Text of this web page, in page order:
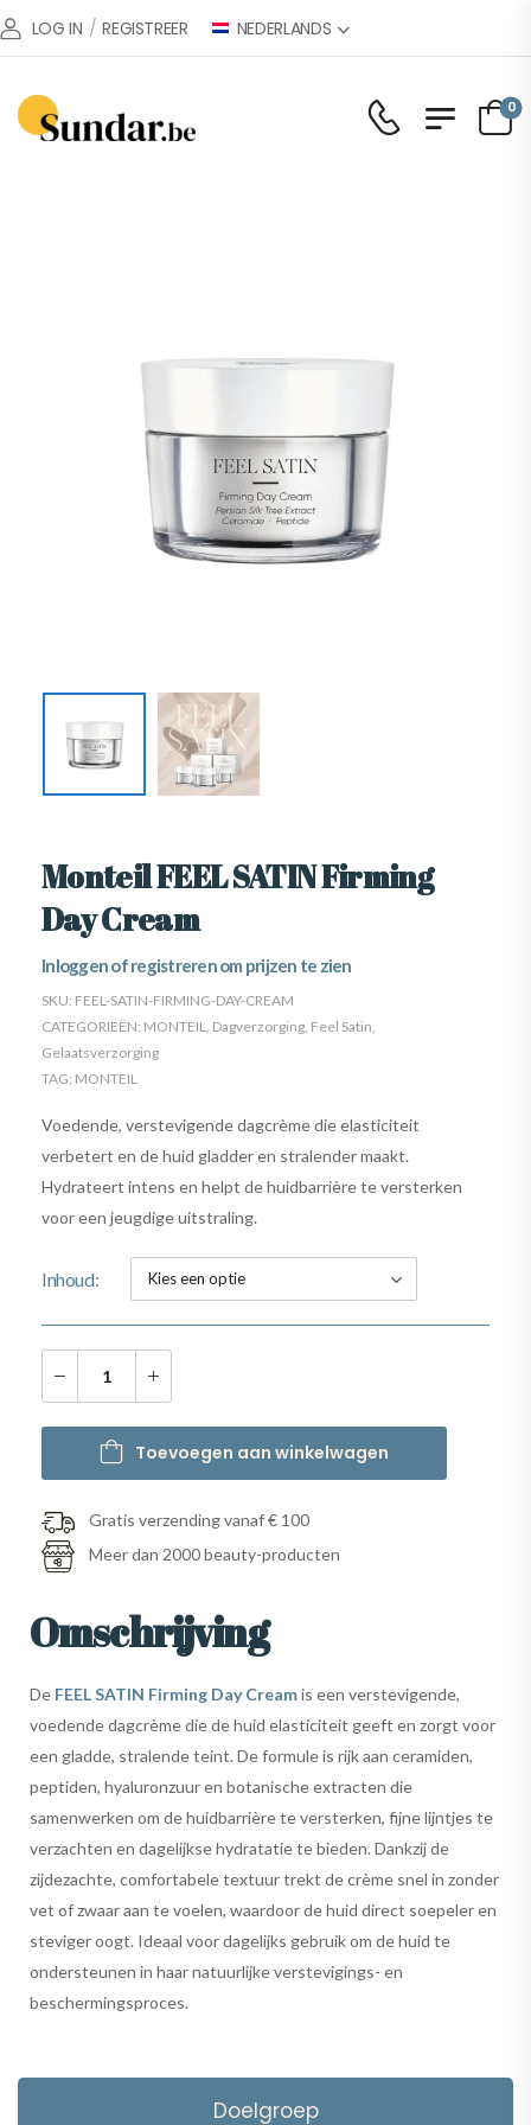
LOG IN / REGISTREER NEDERLANDS
0
Monteil FEEL SATIN Firming
Day Cream
Inloggen of registreren om prijzen te zien
SKU: FEEL-SATIN-FIRMING-DAY-CREAM
CATEGORIEËN: MONTEIL Dagverzorging Feel Satin
Gelaatsverzorging
TAG: MONTEIL
Voedende, verstevigende dagcrème die elasticiteit
verbetert en de huid gladder en stralender maakt.
Hydrateert intens en helpt de huidbarrière te versterken
voor een jeugdige uitstraling.
Inhoud
Toevoegen aan winkelwagen
Gratis verzending vanaf € 100
Meer dan 2000 beauty-producten
Omschrijving
De FEEL SATIN Firming Day Creamis een verstevigende,
voedende dagcrème die de huid elasticiteit geeft en zorgt voor
een gladde, stralende teint. De formule is rijk aan ceramiden,
peptiden, hyaluronzuur en botanische extracten die
samenwerken om de huidbarrière te versterken, fijne lijntjes te
verzachten en dagelijkse hydratatie te bieden. Dankzij de
zijdezachte, comfortabele textuur trekt de crème snel in zonder
vet of zwaar aan te voelen, waardoor de huid direct soepeler en
steviger oogt. Ideaal voor dagelijks gebruik om de huid te
ondersteunen in haar natuurlijke verstevigings- en
beschermingsproces.
Doelgroep